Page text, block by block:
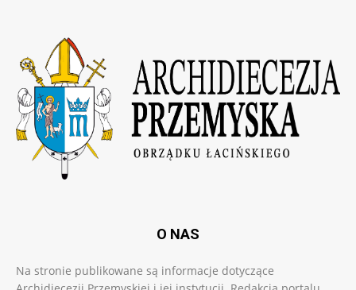
O NAS
Na stronie publikowane są informacje dotyczące